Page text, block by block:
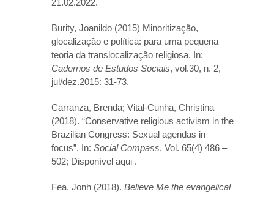
21.02.2022.
Burity, Joanildo (2015) Minoritização,
glocalização e política: para uma pequena
teoria da translocalização religiosa. In:
Cadernos de Estudos Sociais, vol.30, n. 2,
jul/dez.2015: 31-73.
Carranza, Brenda; Vital-Cunha, Christina
(2018). “Conservative religious activism in the
Brazilian Congress: Sexual agendas in
focus”. In: Social Compass, Vol. 65(4) 486 –
502; Disponível aqui .
Fea, Jonh (2018). Believe Me the evangelical